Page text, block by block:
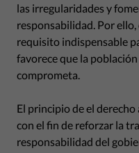
las irregularidades y
responsabilidad. Por ello,
requisito indispensable
favorece que la
comprometa.
El principio de el
con el fin de reforzar la
responsabilidad del